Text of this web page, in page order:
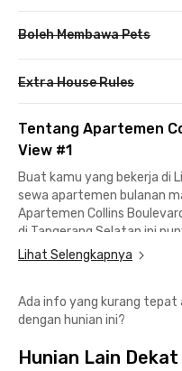
Boleh Membawa Pets
Extra House Rules
Tentang Apartemen
View #1
Buat kamu yang bekerja di
sewa apartemen bulanan
Apartemen Collins
di Tangerang Selatan ini
keseharianmu.
mendapatkan unit
mandi dilengkapi shower
memberikan pencahayaan
Lihat Selengkapnya
Ada info yang kurang tepat
dengan hunian ini?
Hunian Lain Dekat